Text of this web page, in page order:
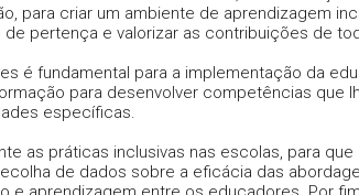
para criar um ambiente de aprendizagem
pertença e valorizar as contribuições de
é fundamental para a implementação da
para desenvolver competências que
específicas.
as práticas inclusivas nas escolas, para que
de dados sobre a eficácia das